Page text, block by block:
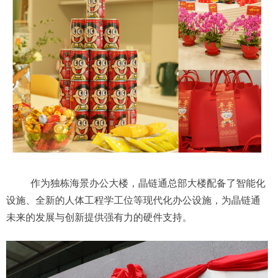
作为独栋海景办公大楼，晶链通总部大楼配备了智能化
设施、全新的人体工程学工位等现代化办公设施，为晶链通
未来的发展与创新提供强有力的硬件支持。